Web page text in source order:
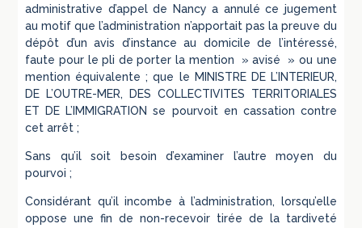
administrative d’appel de Nancy a annulé ce jugement
au motif que l’administration n’apportait pas la preuve du
dépôt d’un avis d’instance au domicile de l’intéressé,
faute pour le pli de porter la mention » avisé » ou une
mention équivalente ; que le MINISTRE DE L’INTERIEUR,
DE L’OUTRE-MER, DES COLLECTIVITES TERRITORIALES
ET DE L’IMMIGRATION se pourvoit en cassation contre
cet arrêt ;
Sans qu’il soit besoin d’examiner l’autre moyen du
pourvoi ;
Considérant qu’il incombe à l’administration, lorsqu’elle
oppose une fin de non-recevoir tirée de la tardiveté